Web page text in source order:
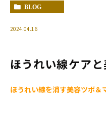
BLOG
2024.04.16
ほうれい線ケア
ほうれい線を消す美容ツボ